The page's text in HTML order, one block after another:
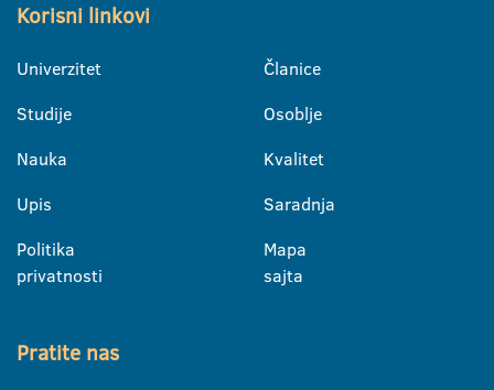
Korisni linkovi
Univerzitet
Studije
Nauka
Upis
Politika
privatnosti
Članice
Osoblje
Kvalitet
Saradnja
Mapa
sajta
Pratite nas